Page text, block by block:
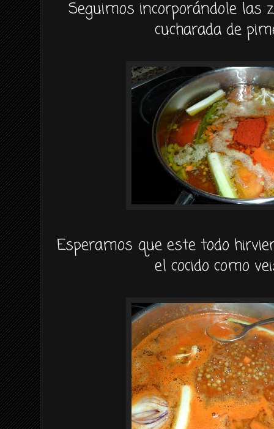
Seguimos incorporándole las
cucharada de
Esperamos que este todo
el cocido como